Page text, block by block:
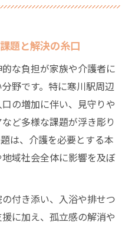
題と解決の糸口
な負担が家族や介護者に
野です。特に寒川駅周辺
の増加に伴い、見守りや
ど多様な課題が浮き彫り
は、介護を必要とする本
域社会全体に影響を及ぼ
付き添い、入浴や排せつ
に加え、孤立感の解消や